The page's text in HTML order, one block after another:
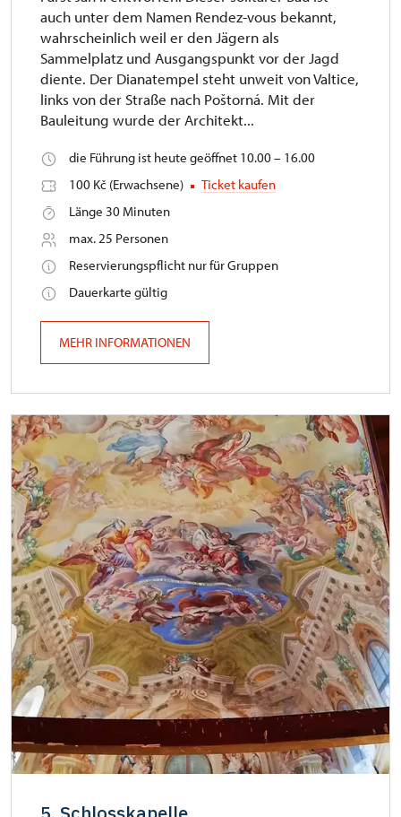
auch unter dem Namen Rendez-vous bekannt,
wahrscheinlich weil er den Jägern als
Sammelplatz und Ausgangspunkt vor der Jagd
diente. Der Dianatempel steht unweit von Valtice,
links von der Straße nach Poštorná. Mit der
Bauleitung wurde der Architekt...
die Führung ist heute geöffnet 10.00 – 16.00
100 Kč (Erwachsene)
Ticket kaufen
Länge 30 Minuten
max. 25 Personen
Reservierungspflicht nur für Gruppen
Dauerkarte gültig
MEHR INFORMATIONEN